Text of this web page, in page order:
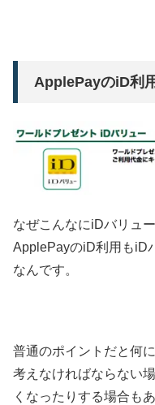
ApplePayのiD利
なぜこんなにiDバリュ
ApplePayのiD利用もiD
なんです。
普通のポイントだと何
考えなければならない
くなったりする場合もあ